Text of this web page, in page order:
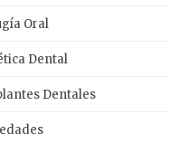
Oral
Dental
Dentales